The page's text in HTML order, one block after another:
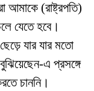
আমাকে (রাষ্ট্রপতি)
যেতে হবে।
যার যার মতো
এ প্রসঙ্গে
চাননি।